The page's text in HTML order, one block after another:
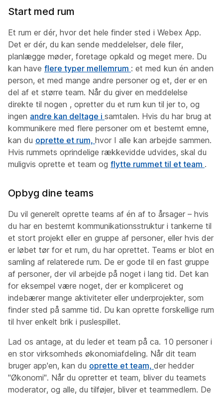
Start med rum
Et rum er dér, hvor det hele finder sted i Webex App.
Det er dér, du kan sende meddelelser, dele filer,
planlægge møder, foretage opkald og meget mere. Du
kan have flere typer mellemrum : et med kun én anden
person, et med mange andre personer og et, der er en
del af et større team. Når du giver en meddelelse
direkte til nogen , opretter du et rum kun til jer to, og
ingen andre kan deltage i samtalen. Hvis du har brug at
kommunikere med flere personer om et bestemt emne,
kan du oprette et rum, hvor I alle kan arbejde sammen.
Hvis rummets oprindelige rækkevidde udvides, skal du
muligvis oprette et team og flytte rummet til et team .
Opbyg dine teams
Du vil generelt oprette teams af én af to årsager – hvis
du har en bestemt kommunikationsstruktur i tankerne til
et stort projekt eller en gruppe af personer, eller hvis der
er løbet tør for et rum, du har oprettet. Teams er blot en
samling af relaterede rum. De er gode til en fast gruppe
af personer, der vil arbejde på noget i lang tid. Det kan
for eksempel være noget, der er kompliceret og
indebærer mange aktiviteter eller underprojekter, som
finder sted på samme tid. Du kan oprette forskellige rum
til hver enkelt brik i puslespillet.
Lad os antage, at du leder et team på ca. 10 personer i
en stor virksomheds økonomiafdeling. Når dit team
bruger app'en, kan du oprette et team, der hedder
"Økonomi". Når du opretter et team, bliver du teamets
moderator, og alle, du tilføjer, bliver et teammedlem. De